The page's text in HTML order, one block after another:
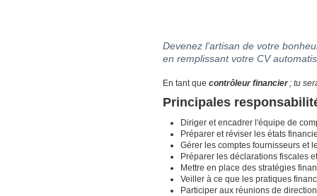
Devenez l’artisan de votre
en remplissant votre CV
En tant que contrôleur financier; tu
Principales
Diriger et encadrer l'équipe de
Préparer et réviser les états
Gérer les comptes fournisseurs et
Préparer les déclarations fiscales
Mettre en place des stratégies
Veiller à ce que les pratiques
Participer aux réunions de